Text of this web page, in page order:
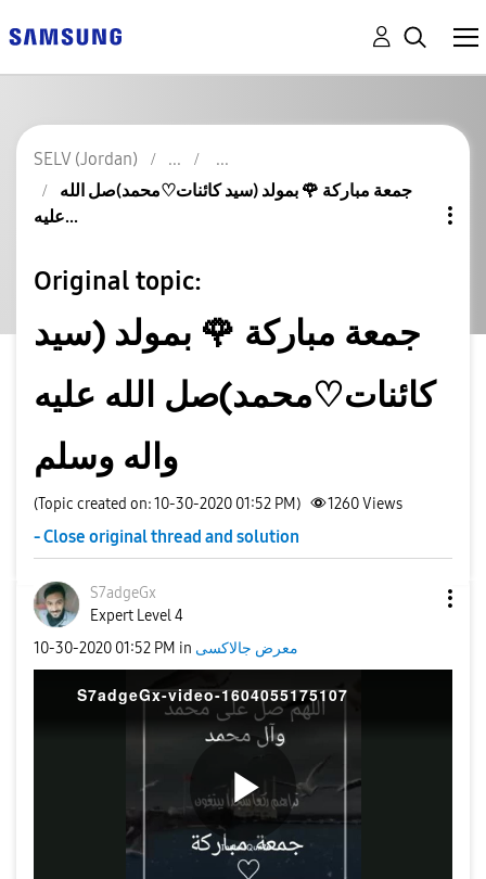
SELV (Jordan)
جمعة مباركة 🌹 بمولد (سيد كائنات♡محمد)صل الله
عليه...
Original topic:
جمعة مباركة 🌹 بمولد (سيد
كائنات♡محمد)صل الله عليه
واله وسلم
(Topic created on: 10-30-2020 01:52 PM) 1260Views
- Close original thread and solution
S7adgeGx
Expert Level 4
‎10-30-2020 01:52 PM in معرض جالاكسى
S7adgeGx-video-1604055175107
P